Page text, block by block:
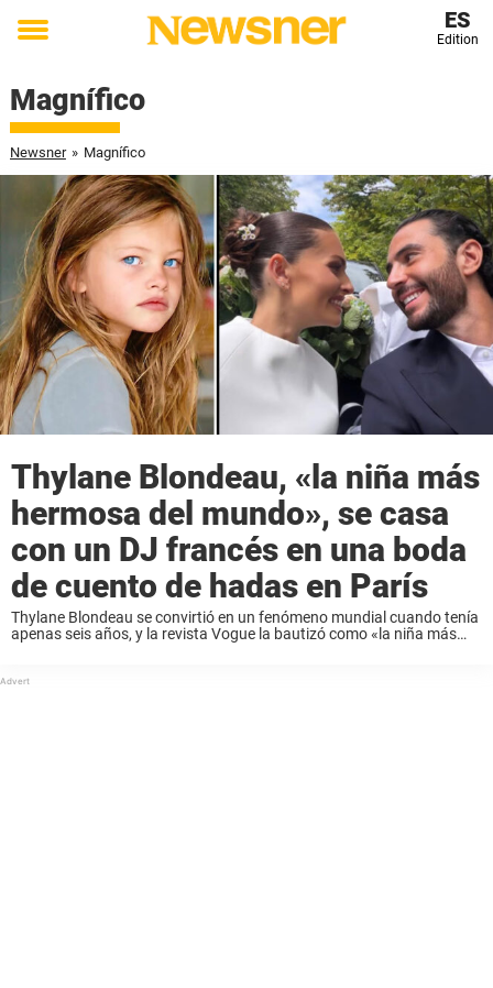
Toggle
ES
Edition
Magnífico
Newsner » Magnífico
Thylane Blondeau, «la niña más
hermosa del mundo», se casa
con un DJ francés en una boda
de cuento de hadas en París
Thylane Blondeau se convirtió en un fenómeno mundial cuando tenía
apenas seis años, y la revista Vogue la bautizó como «la niña más